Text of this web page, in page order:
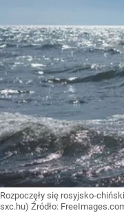
Rozpoczęły się rosyjsko-
sxc.hu) Źródło: